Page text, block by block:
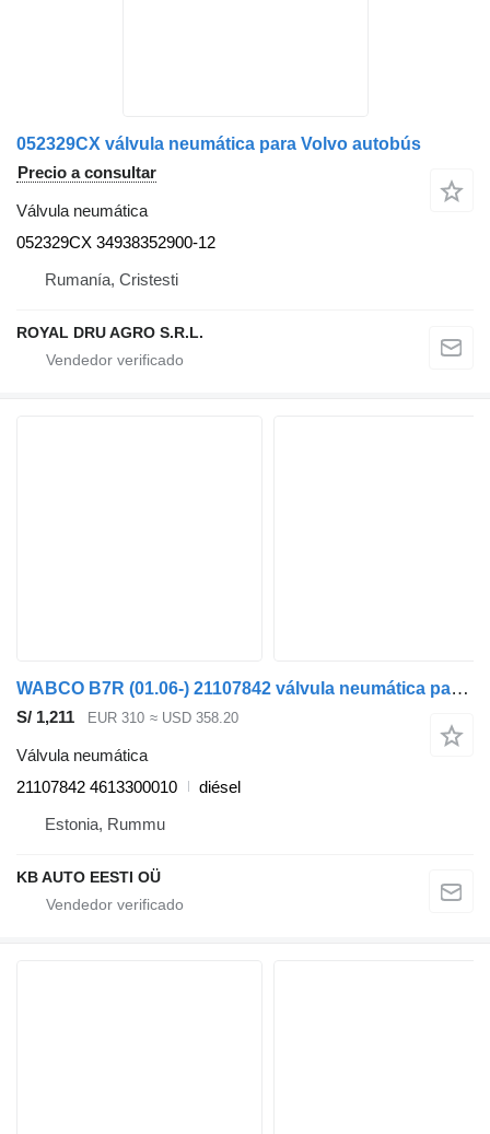
052329CX válvula neumática para Volvo autobús
Precio a consultar
Válvula neumática
052329CX 34938352900-12
Rumanía, Cristesti
ROYAL DRU AGRO S.R.L.
WABCO B7R (01.06-) 21107842 válvula neumática para Volvo B7, B8, B9, B12 bus (2005-) autobús
S/ 1,211 EUR 310 ≈ USD 358.20
Válvula neumática
21107842 4613300010
diésel
Estonia, Rummu
KB AUTO EESTI OÜ